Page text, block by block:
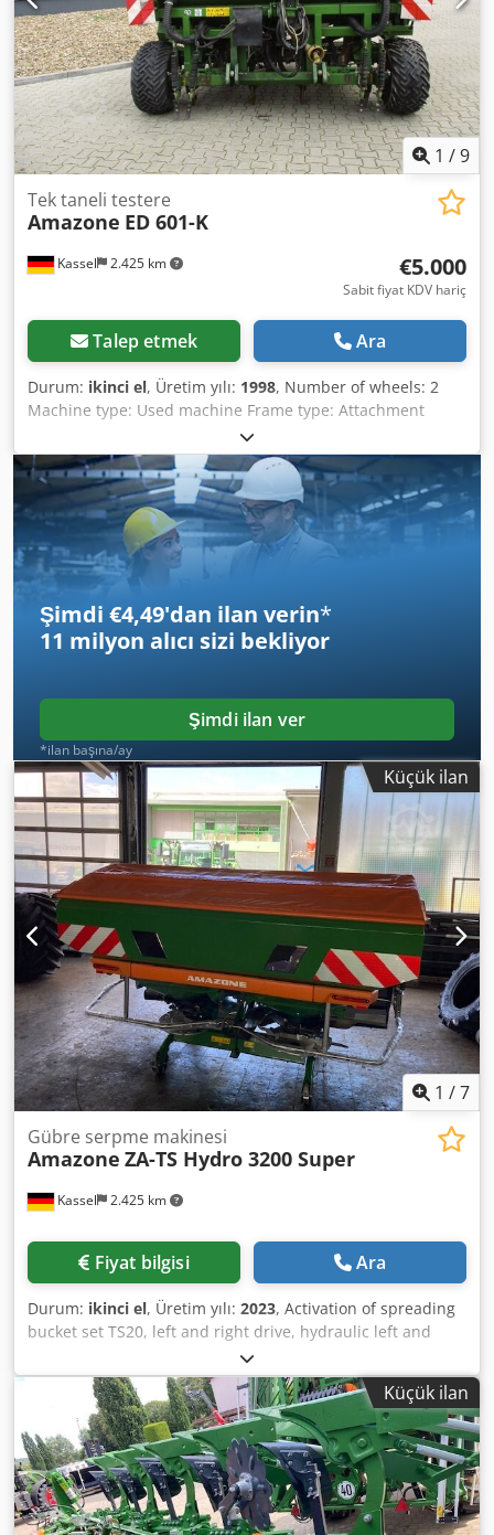
1 /9
Kassel 2.425 km
Tek taneli testere
Amazone ED 601-K
€5.000
Sabit fiyat KDV hariç
Talep etmek Ara
Durum: ikinci el, Üretim yılı: 1998, Number of wheels: 2
Machine type: Used machine Frame type: Attachment
Fertilizer unit / Fertilizer auger / Dsdpfx Acjr Ncfqjtjck
Şimdi €4,49'dan ilan verin*
11 milyon alıcı sizi bekliyor
Şimdi ilan ver
*ilan başına/ay
Küçük ilan
1 /7
Kassel 2.425 km
Gübre serpme makinesi
Amazone ZA-TS Hydro 3200 Super
Fiyat bilgisi Ara
Durum: ikinci el, Üretim yılı: 2023, Activation of spreading
bucket set TS20, left and right drive, hydraulic left and
right with Auto TS and FlowControl, main disc left and right
with AutoTS, pipe guard rail, rolling and parking device,
swiveling, work lighting, inclination sensor for weighing
system, 16 units EasyCheck. Dcodpot A Tzwofx Actsk
Küçük ilan